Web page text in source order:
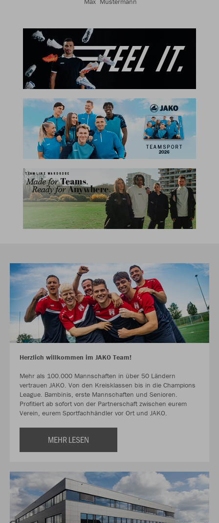
Herzlich willkommen im JAKO Team!
Mehr als 100.000 Mannschaften in über 50 Ländern
vertrauen JAKO. Von den Kreisklassen bis in die Champions
League. Bambinis, erste Mannschaften und Senioren.
Profitiert ab sofort von der Partnerschaft zwischen eurem
Verein, eurem Sportfachhändler vor Ort und JAKO.
MEHR LESEN